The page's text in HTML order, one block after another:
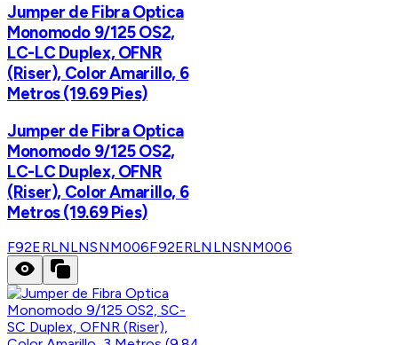
Jumper de Fibra Optica
Monomodo 9/125 OS2,
LC-LC Duplex, OFNR
(Riser), Color Amarillo, 6
Metros (19.69 Pies)
Jumper de Fibra Optica
Monomodo 9/125 OS2,
LC-LC Duplex, OFNR
(Riser), Color Amarillo, 6
Metros (19.69 Pies)
F92ERLNLNSNM006F92ERLNLNSNM006